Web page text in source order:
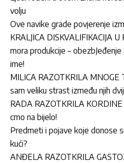
volju
Ove navike grade povjerenje
KRALJICA DISKVALIFIKACIJA U
mora produkcije –
ime!
MILICA RAZOTKRILA MNOGE
sam veliku strast između njih
RADA RAZOTKRILA
crno na bijelo!
Predmeti i pojave koje donose
kući?
ANĐELA RAZOTKRILA